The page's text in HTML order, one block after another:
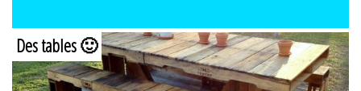
Des tables 🙂